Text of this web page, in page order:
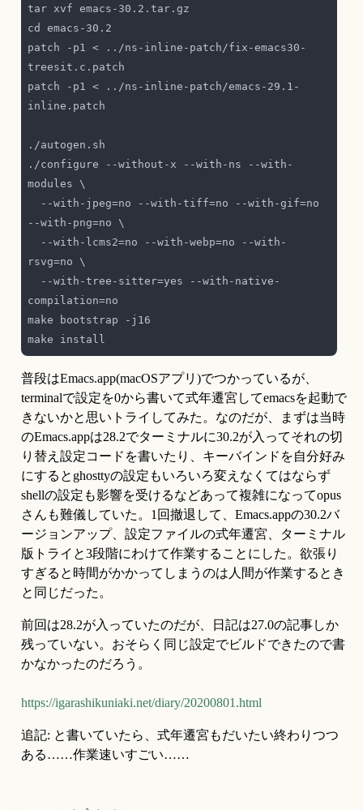
patch -p1 < ../ns-inline-patch/fix-emacs30-
patch -p1 < ../ns-inline-patch/emacs-29.1-
./configure --without-x --with-ns --with-
普段はEmacs.app(macOSアプリ)でつかっているが、
terminalで設定を0から書いて式年遷宮してemacsを起動で
きないかと思いトライしてみた。なのだが、まずは当時
のEmacs.appは28.2でターミナルに30.2が入ってそれの切
り替え設定コードを書いたり、キーバインドを自分好み
にするとghosttyの設定もいろいろ変えなくてはならず
shellの設定も影響を受けるなどあって複雑になってopus
さんも難儀していた。1回撤退して、Emacs.appの30.2バ
ージョンアップ、設定ファイルの式年遷宮、ターミナル
版トライと3段階にわけて作業することにした。欲張り
すぎると時間がかかってしまうのは人間が作業するとき
と同じだった。
前回は28.2が入っていたのだが、日記は27.0の記事しか
残っていない。おそらく同じ設定でビルドできたので書
かなかったのだろう。
https://igarashikuniaki.net/diary/20200801.html
追記: と書いていたら、式年遷宮もだいたい終わりつつ
ある……作業速いすごい……